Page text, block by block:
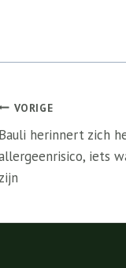
navigatie
VORIGE
Bauli herinnert zich
iets
zijn